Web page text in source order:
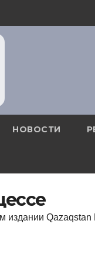
НОВОСТИ
издании